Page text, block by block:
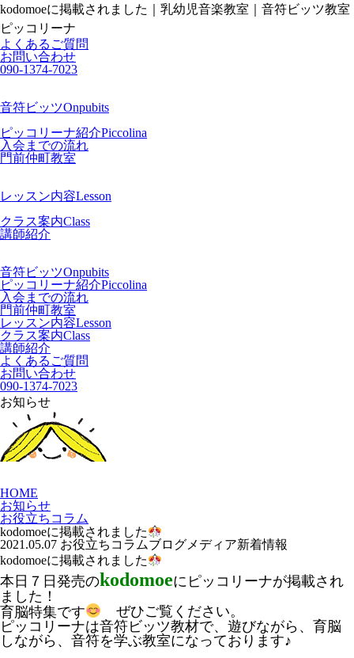
kodomoeに掲載されました｜乳幼児音楽教室｜音符ビッツ教室
ピッコリーナ
よくあるご質問
お問い合わせ
090-1374-7023
音符ビッツOnpubits
ピッコリーナ紹介Piccolina
入会までの流れ
門前仲町教室
レッスン内容Lesson
クラス案内Class
講師紹介
音符ビッツOnpubits
ピッコリーナ紹介Piccolina
入会までの流れ
門前仲町教室
レッスン内容Lesson
クラス案内Class
講師紹介
よくあるご質問
お問い合わせ
090-1374-7023
お知らせ
HOME
お知らせ
お役立ちコラム
kodomoeに掲載されました
2021.05.07 お役立ちコラムブログメディア新着情報
kodomoeに掲載されました
本日７日発売のkodomoeにピッコリーナが掲載され
ました！
育脳特集です
ぜひご覧ください。
ピッコリーナは音符ビッツ教材で、遊びながら、育脳
しながら、音符を学ぶ教室になっております♪